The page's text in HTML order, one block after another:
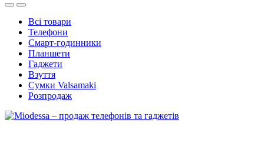
Всі товари
Телефони
Смарт-годинники
Планшети
Гаджети
Взуття
Сумки Valsamaki
Розпродаж